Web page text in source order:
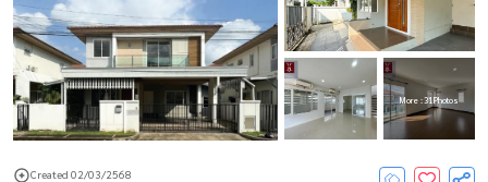
More : 31 Photos
Created 02/03/2568